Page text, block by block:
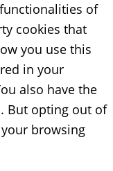
of
cookies that
you use this
in your
also have the
But opting out of
browsing